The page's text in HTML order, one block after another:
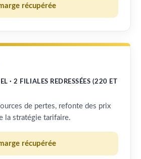
récupérée
· 2 FILIALES REDRESSÉES (220 ET
de pertes, refonte des prix
la stratégie tarifaire.
récupérée